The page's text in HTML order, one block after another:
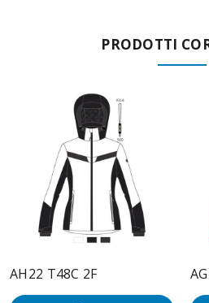
PRODOTTI
AH22 T48C 2F